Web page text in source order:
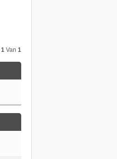
1 Van 1